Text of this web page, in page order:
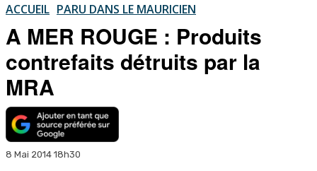
ACCUEIL PARU DANS LE MAURICIEN
A MER ROUGE : Produits
contrefaits détruits par la
MRA
8 Mai 2014 18h30